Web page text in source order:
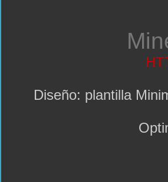
Diseño: plantilla